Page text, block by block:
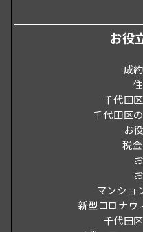
お役
成
千代田
千代田区
お
税
マンショ
新型コロナウ
千代田